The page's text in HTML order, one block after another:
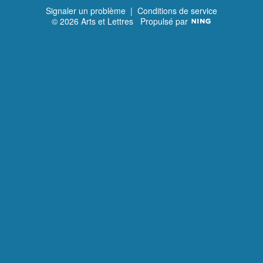
n
t
t
Signaler un problème | Conditions de service
© 2026 Arts et Lettres Propulsé par